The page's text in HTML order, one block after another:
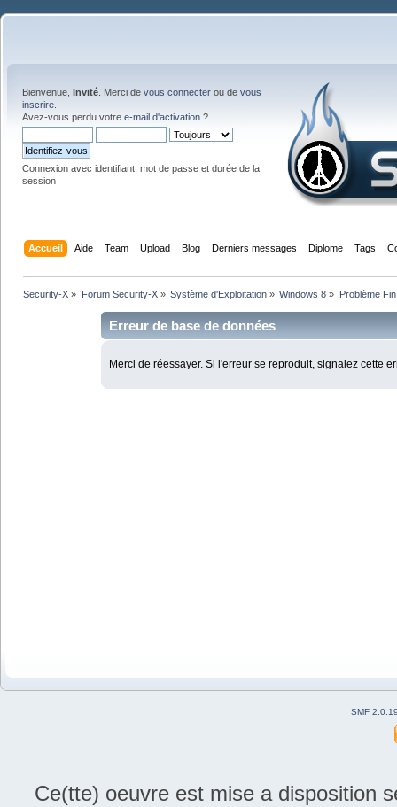
Bienvenue, Invité . Merci de vous connecter ou de vous
inscrire
Avez-vous perdu votre e-mail d'activation ?
Connexion avec identifiant, mot de passe et durée de la
session
Accueil Aide Team Upload Blog Derniers messages Diplome Tags
Security-X » Forum Security-X» Système d'Exploitation» Windows 8 » Problème
Erreur de base de données
Merci de réessayer. Si l'erreur se reproduit, signalez cette
SMF
Ce(tte) oeuvre est mise a disposition